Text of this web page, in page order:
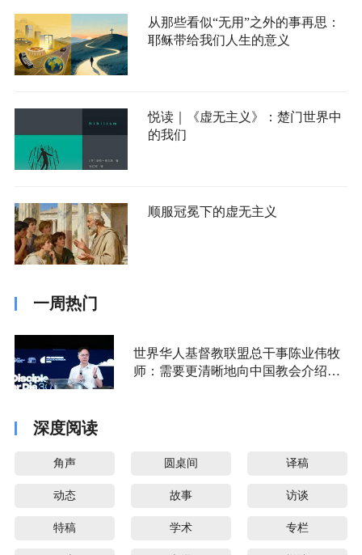
从那些看似“无用”之外的事再思：
耶稣带给我们人生的意义
悦读｜《虚无主义》：楚门世界中
的我们
顺服冠冕下的虚无主义
一周热门
世界华人基督教联盟总干事陈业伟牧
师：需要更清晰地向中国教会介绍福
深度阅读
角声 圆桌间 译稿
动态 故事 访谈
特稿 学术 专栏